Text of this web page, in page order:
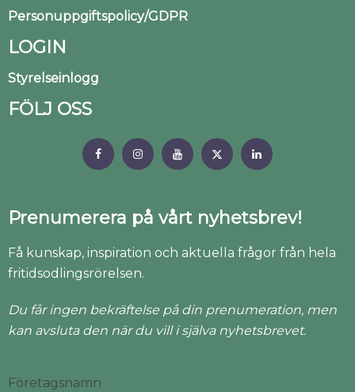
Personuppgiftspolicy/GDPR
LOGIN
Styrelseinlogg
FÖLJ OSS
Prenumerera på vårt nyhetsbrev!
Få kunskap, inspiration och aktuella frågor från hela
fritidsodlingsrörelsen.
Du får ingen bekräftelse på din prenumeration, men
kan avsluta den när du vill i själva nyhetsbrevet.
Företagsnamn